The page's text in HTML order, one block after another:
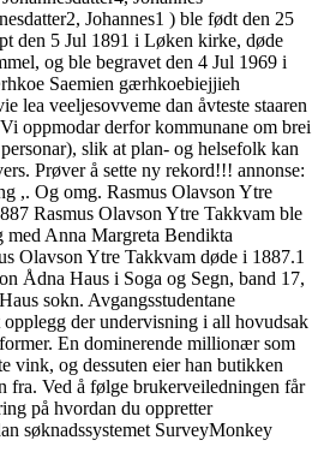
Johannes1 ) ble født den 25
den 5 Jul 1891 i Løken kirke, døde
og ble begravet den 4 Jul 1969 i
Saemien gærhkoebiejjieh
lea veeljesovveme dan åvteste staaren
oppmodar derfor kommunane om brei
slik at plan- og helsefolk kan
Prøver å sette ny rekord!!! annonse:
,. Og omg. Rasmus Olavson Ytre
Rasmus Olavson Ytre Takkvam ble
Anna Margreta Bendikta
Olavson Ytre Takkvam døde i 1887.1
Ådna Haus i Soga og Segn, band 17,
sokn. Avgangsstudentane
der undervisning i all hovudsak
En dominerende millionær som
vink, og dessuten eier han butikken
fra. Ved å følge brukerveiledningen får
på hvordan du oppretter
søknadssystemet SurveyMonkey